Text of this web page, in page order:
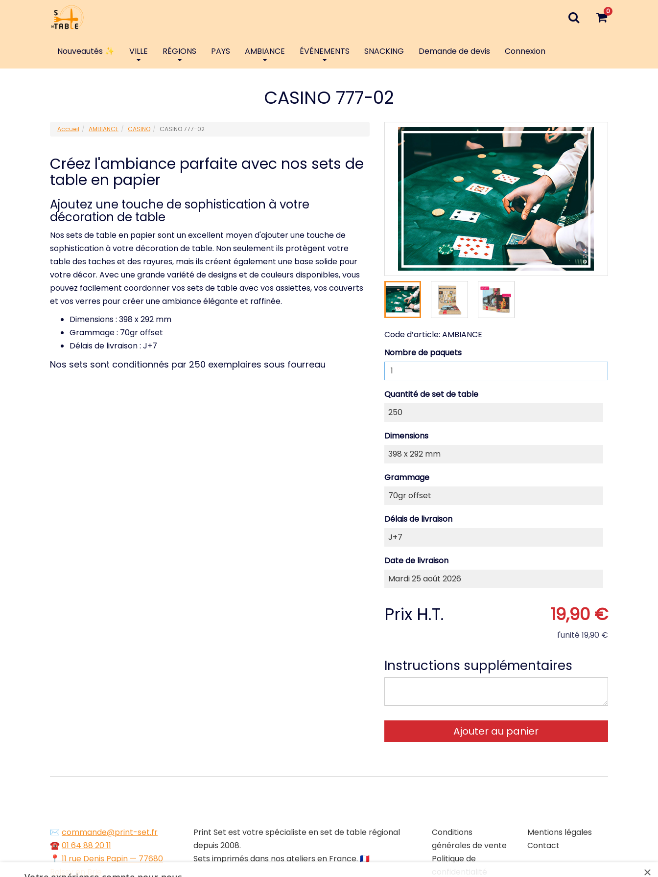
0
Nouveautés ✨ VILLE RÉGIONS PAYS AMBIANCE ÉVÉNEMENTS SNACKING Demande de devis Connexion
CASINO 777-02
Accueil AMBIANCE CASINO CASINO 777-02
Créez l'ambiance parfaite avec nos sets de
table en papier
Ajoutez une touche de sophistication à votre
décoration de table
Nos sets de table en papier sont un excellent moyen d'ajouter une touche de
sophistication à votre décoration de table. Non seulement ils protègent votre
table des taches et des rayures, mais ils créent également une base solide pour
votre décor. Avec une grande variété de designs et de couleurs disponibles, vous
pouvez facilement coordonner vos sets de table avec vos assiettes, vos couverts
et vos verres pour créer une ambiance élégante et raffinée.
Dimensions : 398 x 292 mm
Grammage : 70gr offset
Délais de livraison : J+7
Nos sets sont conditionnés par 250 exemplaires sous fourreau
Code d’article: AMBIANCE
Nombre de paquets
Quantité de set de table
Dimensions
Grammage
Délais de livraison
Date de livraison
Prix H.T. 19,90 €
l'unité19,90 €
Instructions supplémentaires
✉️ commande@print-set.fr
☎️01 64 88 20 11
📍 11 rue Denis Papin — 77680
Roissy en Brie
Print Set est votre spécialiste en set de table régional
depuis 2008.
Sets imprimés dans nos ateliers en France. 🇫🇷
Conditions
générales de vente
Politique de
Mentions légales
Contact
×